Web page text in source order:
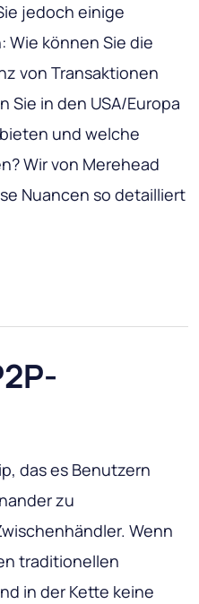
jedoch einige
Wie können Sie die
von Transaktionen
Sie in den USA/Europa
und welche
Wir von Merehead
Nuancen so detailliert
das es Benutzern
zu
Wenn
traditionellen
in der Kette keine